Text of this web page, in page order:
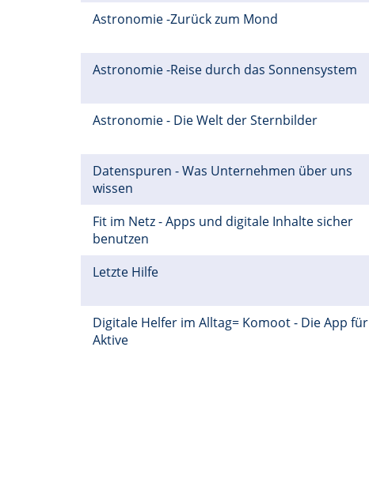
Astronomie -Zurück zum Mond
Astronomie -Reise durch das Sonnensystem
Astronomie - Die Welt der Sternbilder
Datenspuren - Was Unternehmen über uns
wissen
Fit im Netz - Apps und digitale Inhalte sicher
benutzen
Letzte Hilfe
Digitale Helfer im Alltag= Komoot - Die App für
Aktive